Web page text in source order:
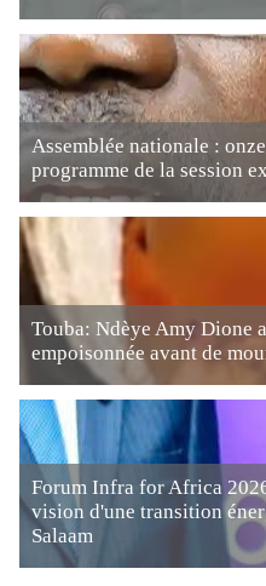
Assemblée nationale :
programme de la session
Touba: Ndèye Amy Dione
empoisonnée avant de
Forum Infra for Africa
vision d'une transition
Salaam